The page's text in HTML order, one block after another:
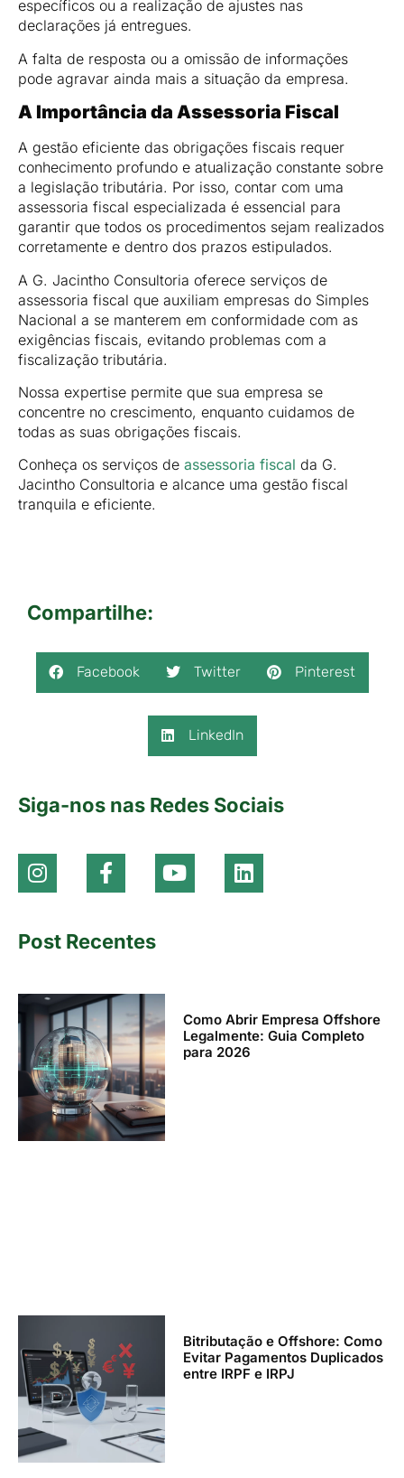
específicos ou a realização de ajustes nas
declarações já entregues.
A falta de resposta ou a omissão de informações
pode agravar ainda mais a situação da empresa.
A Importância da Assessoria Fiscal
A gestão eficiente das obrigações fiscais requer
conhecimento profundo e atualização constante sobre
a legislação tributária. Por isso, contar com uma
assessoria fiscal especializada é essencial para
garantir que todos os procedimentos sejam realizados
corretamente e dentro dos prazos estipulados.
A G. Jacintho Consultoria oferece serviços de
assessoria fiscal que auxiliam empresas do Simples
Nacional a se manterem em conformidade com as
exigências fiscais, evitando problemas com a
fiscalização tributária.
Nossa expertise permite que sua empresa se
concentre no crescimento, enquanto cuidamos de
todas as suas obrigações fiscais.
Conheça os serviços de assessoria fiscal da G.
Jacintho Consultoria e alcance uma gestão fiscal
tranquila e eficiente.
Compartilhe:
Facebook Twitter Pinterest
LinkedIn
Siga-nos nas Redes Sociais
Post Recentes
Como Abrir Empresa Offshore
Legalmente: Guia Completo
para 2026
Bitributação e Offshore: Como
Evitar Pagamentos Duplicados
entre IRPF e IRPJ